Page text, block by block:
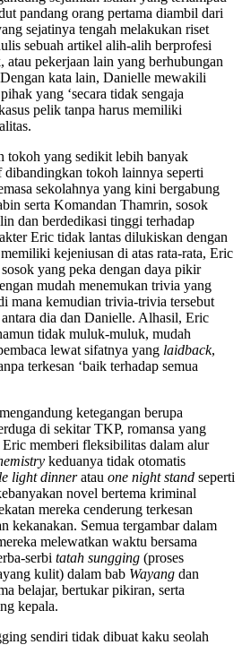
pandang orang pertama diambil dari
sejatinya tengah melakukan riset
sebuah artikel alih-alih berprofesi
pekerjaan lain yang berhubungan
kata lain, Danielle mewakili
yang ‘secara tidak sengaja
pelik tanpa harus memiliki
tokoh yang sedikit lebih banyak
dibandingkan tokoh lainnya seperti
sekolahnya yang kini bergabung
serta Komandan Thamrin, sosok
dan berdedikasi tinggi terhadap
Eric tidak lantas dilukiskan dengan
kejeniusan di atas rata-rata, Eric
yang peka dengan daya pikir
mudah menemukan trivia yang
mana kemudian trivia-trivia tersebut
dia dan Danielle. Alhasil, Eric
tidak muluk-muluk, mudah
lewat sifatnya yang laidback,
terkesan ‘baik terhadap semua
ketegangan berupa
di sekitar TKP, romansa yang
memberi fleksibilitas dalam alur
keduanya tidak otomatis
light dinneratau one night stand seperti
novel bertema kriminal
mereka cenderung terkesan
kekanakan. Semua tergambar dalam
melewatkan waktu bersama
serbi tatah sungging (proses
kulit) dalam bab Wayang dan
belajar, bertukar pikiran, serta
kepala.
sendiri tidak dibuat kaku seolah